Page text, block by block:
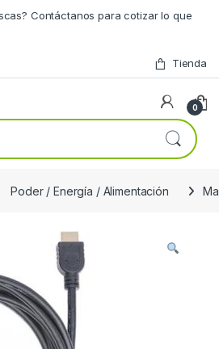
Contáctanos para cotizar lo que
Tienda
0
Poder / Energía / Alimentación